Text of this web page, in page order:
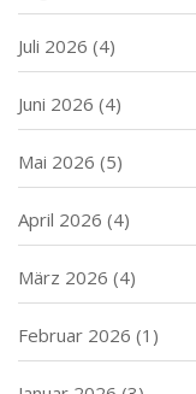
Juli 2026 (4)
Juni 2026 (4)
Mai 2026 (5)
April 2026 (4)
März 2026 (4)
Februar 2026 (1)